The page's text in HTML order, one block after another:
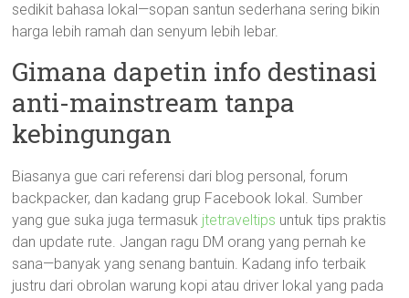
sedikit bahasa lokal—sopan santun sederhana sering bikin
harga lebih ramah dan senyum lebih lebar.
Gimana dapetin info destinasi
anti-mainstream tanpa
kebingungan
Biasanya gue cari referensi dari blog personal, forum
backpacker, dan kadang grup Facebook lokal. Sumber
yang gue suka juga termasuk jtetraveltips untuk tips praktis
dan update rute. Jangan ragu DM orang yang pernah ke
sana—banyak yang senang bantuin. Kadang info terbaik
justru dari obrolan warung kopi atau driver lokal yang pada